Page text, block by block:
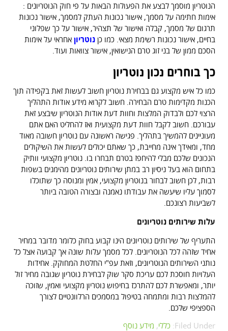
הנוטריון מוסמך לבצע את הפעולות הבאות על פי חוק הנוטריונים :
אימות חתימה על מסמך, אישור נכונות העתק למסמך, אישור נכונות
תרגום של מסמך, קבלה ואישור של תצהיר, אישור על כך שפלוני
בחיים, אישור נכונות רשימת מצאי. כמו כן נוטריון אחראי על אימות
הסכם ממון של בני זוג טרם הנישואין, אישור צוואות ועוד.
כך בוחרים נכון נוטריון
כמו כל איש מקצוע גם בבחירת נוטריון חשוב לעשות זאת בקפידה תוך
הכנות מקדימות טרם הבחירה. חשוב לקרוא מידע אודות התהליך
הרצוי לכם ולבדוק המלצות וחוות דעת אודות הנוטריון שיבצע זאת
עבורכם. חשוב לקבל חוות דעת מקצועית ואז להחליט האם אתם
מעוניינים להמשיך בתהליך. פגישה ראשונה עם נוטריון חשובה מאוד
מחד, ומאידך אינה מחייבת, כך שאתם יכולים לעשות את השיקולים
הנכונים שלכם מבלי להיחפז בטרם תבחרו בו. נוטריון מקצועי וותיק
בתחום הוא בעל ניסיון רב במתן שירותים נוטריונים מהימנים בשפות
רבות, לכן חשוב לבחור בנוטריון מקצועי, אמין ומנוסה כך שתוכלו
לסמוך עליו שיעשה את עבודתו נאמנה ובצורה הטובה ביותר
לשביעות רצונכם.
עלות שירותים נוטריונים
התעריף של שירותים נוטריונים הינו קבוע בחוק כלומר מדובר במחיר
אחיד שזהה לכל הנוטריונים. לכל מסמך עלות שונה אך קבועה אצל כל
נותני השירותים הנוטריונים, וזאת עפ"י החלטת המחוקק. אחידות
העלויות חוסכת לכם עריכת סקר שוק לבחירת נוטריון שגובה מחיר זול
יותר, ומאפשרת לכם להתרכז בחיפוש נוטריון מקצועי ואמין, שזוכה
להמלצות רבות ומתמחה בטיפול במסמכים הרלוונטיים לצורך
הספציפי שלכם.
Filed Under: כללי, מידע נוסף